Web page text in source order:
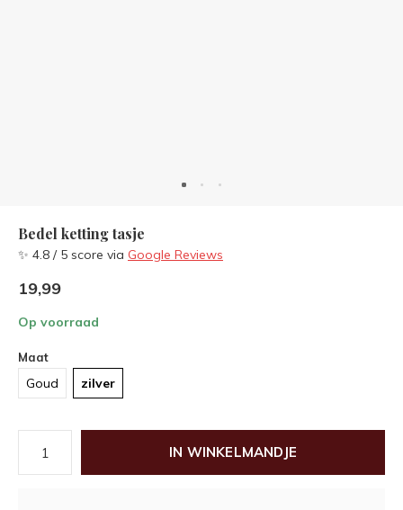
Bedel ketting tasje
✨ 4.8 / 5 score via Google Reviews
19,99
Op voorraad
Maat
Goud zilver
IN WINKELMANDJE